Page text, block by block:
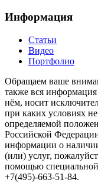
Информация
Статьи
Видео
Портфолио
Обращаем ваше
также вся информация
нём, носит
при каких условиях
определяемой
Российской
информации о
(или) услуг,
помощью
+7(495)-663-51-84.